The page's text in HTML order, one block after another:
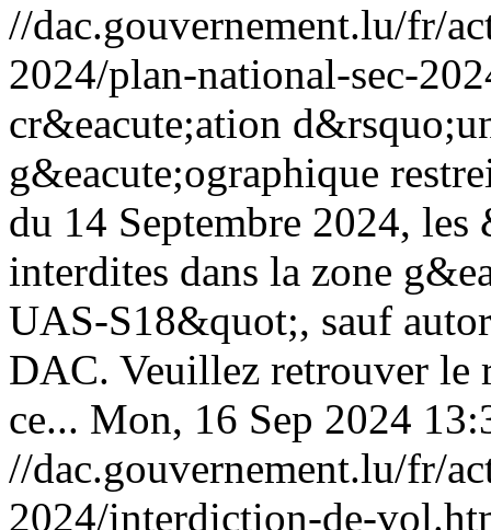
//dac.gouvernement.lu/fr/
2024/plan-national-sec-
cr&eacute;ation
g&eacute;ographique
du 14 Septembre 2024,
interdites dans la zone
UAS-S18&quot;, sauf
DAC. Veuillez retrouver le
ce... Mon, 16 Sep 2024
//dac.gouvernement.lu/fr/
2024/interdiction-de-